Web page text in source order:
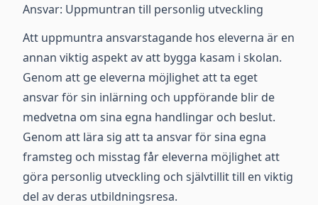
Ansvar: Uppmuntran till personlig utveckling
Att uppmuntra ansvarstagande hos eleverna är en
annan viktig aspekt av att bygga kasam i skolan.
Genom att ge eleverna möjlighet att ta eget
ansvar för sin inlärning och uppförande blir de
medvetna om sina egna handlingar och beslut.
Genom att lära sig att ta ansvar för sina egna
framsteg och misstag får eleverna möjlighet att
göra personlig utveckling och självtillit till en viktig
del av deras utbildningsresa.